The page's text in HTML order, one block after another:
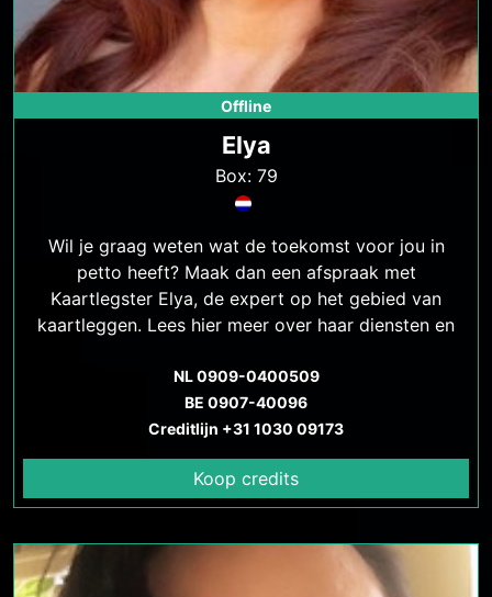
Offline
Elya
Box: 79
Wil je graag weten wat de toekomst voor jou in
petto heeft? Maak dan een afspraak met
Kaartlegster Elya, de expert op het gebied van
kaartleggen. Lees hier meer over haar diensten en
NL 0909-0400509
BE 0907-40096
Creditlijn +31 1030 09173
Koop credits